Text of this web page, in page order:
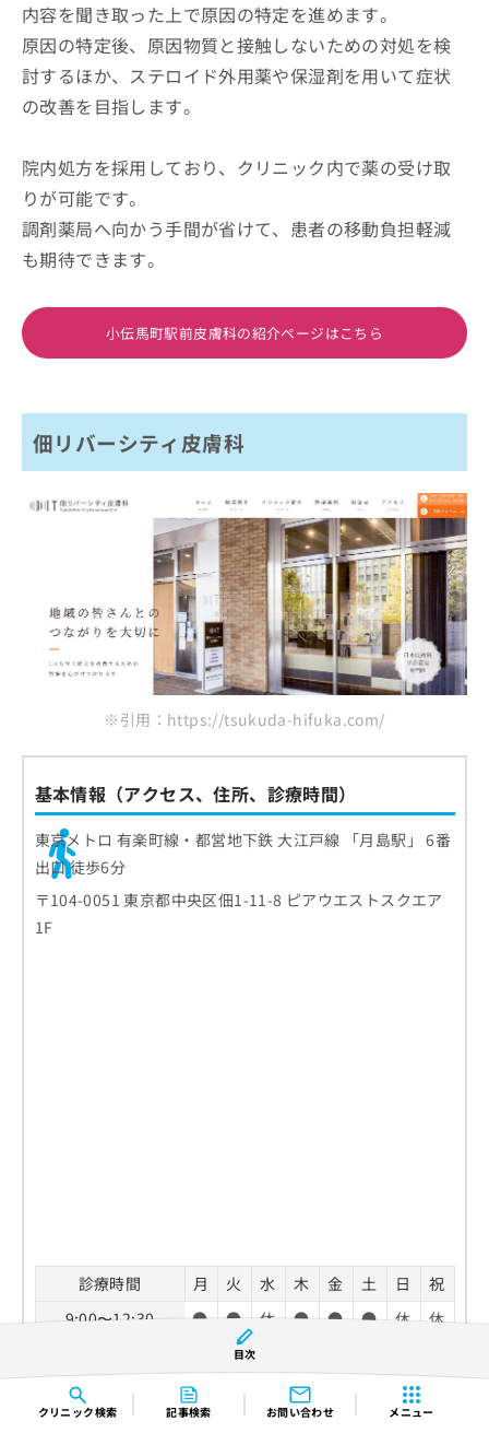
クリニック検索 記事検索 お問い合わせ メニュー
内容を聞き取った上で原因の特定を進めます。
原因の特定後、原因物質と接触しないための対処を検
討するほか、ステロイド外用薬や保湿剤を用いて症状
の改善を目指します。
院内処方を採用しており、クリニック内で薬の受け取
りが可能です。
調剤薬局へ向かう手間が省けて、患者の移動負担軽減
も期待できます。
小伝馬町駅前皮膚科の紹介ページはこちら
佃リバーシティ皮膚科
※引用：https://tsukuda-hifuka.com/
基本情報（アクセス、住所、診療時間）
東京メトロ 有楽町線・都営地下鉄 大江戸線 「月島駅」 6番
出口 徒歩6分
〒104-0051 東京都中央区佃1-11-8 ピアウエストスクエア
1F
診療時間 月 火 水 木 金 土 日
祝
9:00〜12:30
● ● 休 ● ● ● 休
休
●
休診日：水曜日、土曜日午後、日曜日、祝祭日
目次